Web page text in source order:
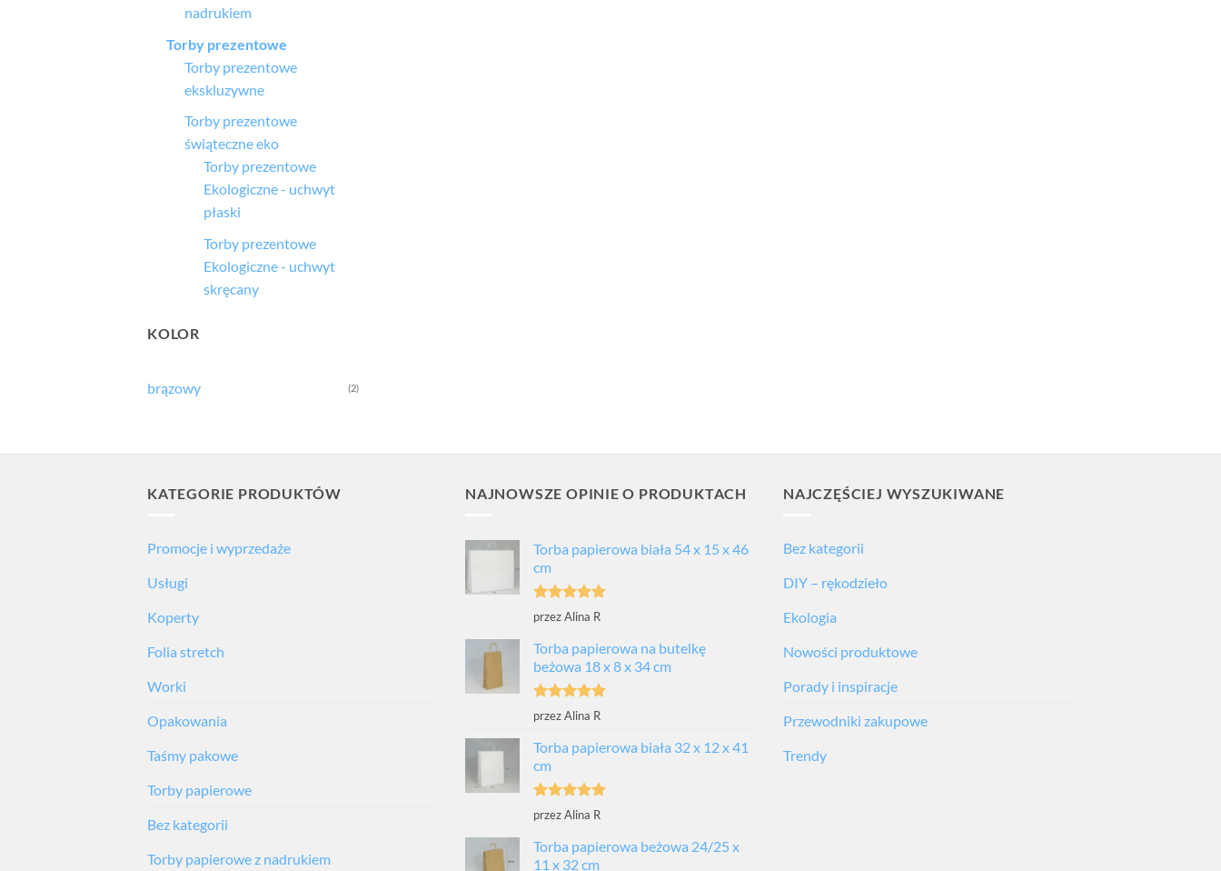
nadrukiem
Torby prezentowe
Torby prezentowe
ekskluzywne
Torby prezentowe
świąteczne eko
Torby prezentowe
Ekologiczne - uchwyt
płaski
Torby prezentowe
Ekologiczne - uchwyt
skręcany
KOLOR
brązowy (2)
KATEGORIE PRODUKTÓW
Promocje i wyprzedaże
Usługi
Koperty
Folia stretch
Worki
Opakowania
Taśmy pakowe
Torby papierowe
Bez kategorii
Torby papierowe z nadrukiem
NAJNOWSZE OPINIE O PRODUKTACH
Torba papierowa biała 54 x 15 x 46
cm
Oceniono5
na 5
przez Alina R
Torba papierowa na butelkę
beżowa 18 x 8 x 34 cm
Oceniono5
na 5
przez Alina R
Torba papierowa biała 32 x 12 x 41
cm
Oceniono5
na 5
przez Alina R
Torba papierowa beżowa 24/25 x
11 x 32 cm
NAJCZĘŚCIEJ WYSZUKIWANE
Bez kategorii
DIY – rękodzieło
Ekologia
Nowości produktowe
Porady i inspiracje
Przewodniki zakupowe
Trendy